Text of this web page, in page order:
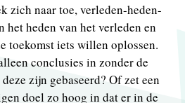
zich naar toe, verleden-heden-
het heden van het verleden en
toekomst iets willen oplossen.
conclusies in zonder de
zijn gebaseerd? Of zet een
doel zo hoog in dat er in de